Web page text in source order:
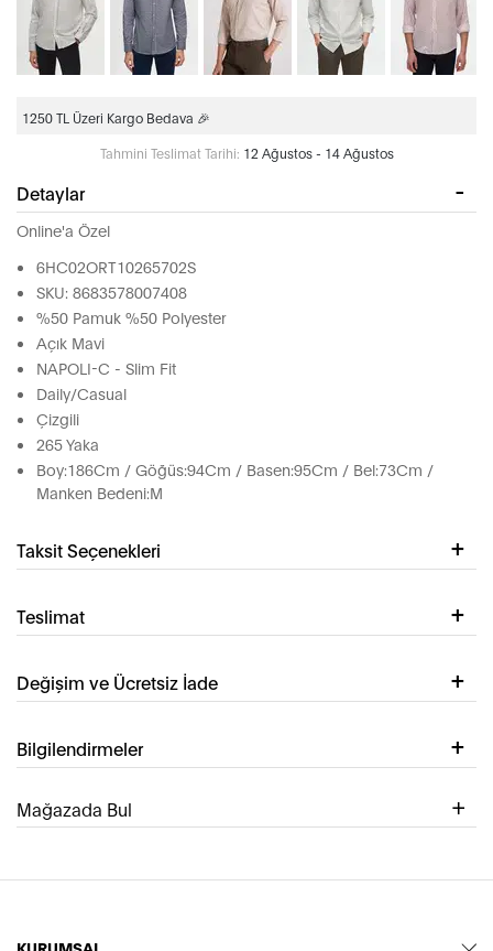
1250 TL Üzeri Kargo Bedava 🎉
Tahmini Teslimat Tarihi: 12 Ağustos - 14 Ağustos
Detaylar
Online'a Özel
6HC02ORT10265702S
SKU: 8683578007408
%50 Pamuk %50 Polyester
Açık Mavi
NAPOLI-C - Slim Fit
Daily/Casual
Çizgili
265 Yaka
Boy:186Cm / Göğüs:94Cm / Basen:95Cm / Bel:73Cm /
Manken Bedeni:M
Taksit Seçenekleri
Teslimat
Değişim ve Ücretsiz İade
Bilgilendirmeler
Mağazada Bul